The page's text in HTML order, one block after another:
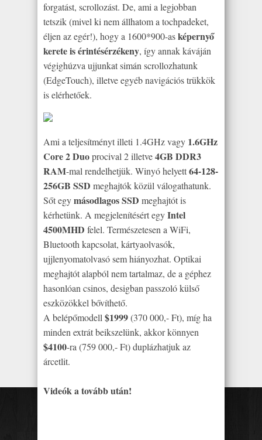
forgatást, scrollozást. De, ami a legjobban
tetszik (mivel ki nem állhatom a tochpadeket,
éljen az egér!), hogy a 1600*900-asképernyő
kerete is érintésérzékeny, így annak káváján
végighúzva ujjunkat simán scrollozhatunk
(EdgeTouch), illetve egyéb navigációs trükkök
is elérhetőek.
Ami a teljesítményt illeti 1.4GHz vagy 1.6GHz
Core 2 Duoprocival 2 illetve4GB DDR3
RAM-mal rendelhetjük. Winyó helyett64-128-
256GB SSD meghajtók közül válogathatunk.
Sőt egymásodlagos SSD meghajtót is
kérhetünk. A megjelenítésért egyIntel
4500MHD felel. Természetesen a WiFi,
Bluetooth kapcsolat, kártyaolvasók,
ujjlenyomatolvasó sem hiányozhat. Optikai
meghajtót alapból nem tartalmaz, de a géphez
hasonlóan csinos, desigban passzoló külső
eszközökkel bővíthető.
A belépőmodell $1999(370 000,- Ft), míg ha
minden extrát beikszelünk, akkor könnyen
$4100-ra (759 000,- Ft) duplázhatjuk az
árcetlit.
Videók a tovább után!